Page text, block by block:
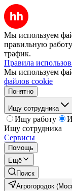
Мы используем
правильную
трафик.
Правила
Мы используем
файлов cookie
Понятно
Ищу сотрудника
Ищу работу
Ищу сотрудника
Сервисы
Помощь
Ещё
Поиск